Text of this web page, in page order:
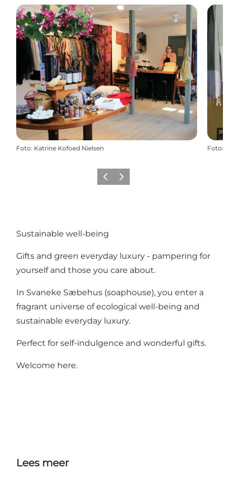
Foto: Katrine Kofoed Nielsen Foto:
Vorige Volgende
Sustainable well-being
Gifts and green everyday luxury - pampering for
yourself and those you care about.
In Svaneke Sæbehus (soaphouse), you enter a
fragrant universe of ecological well-being and
sustainable everyday luxury.
Perfect for self-indulgence and wonderful gifts.
Welcome here.
Lees meer